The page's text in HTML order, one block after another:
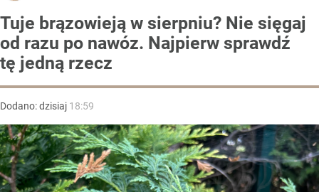
Tuje brązowieją w sierpniu? Nie sięgaj
od razu po nawóz. Najpierw sprawdź
tę jedną rzecz
Dodano:dzisiaj 18:59